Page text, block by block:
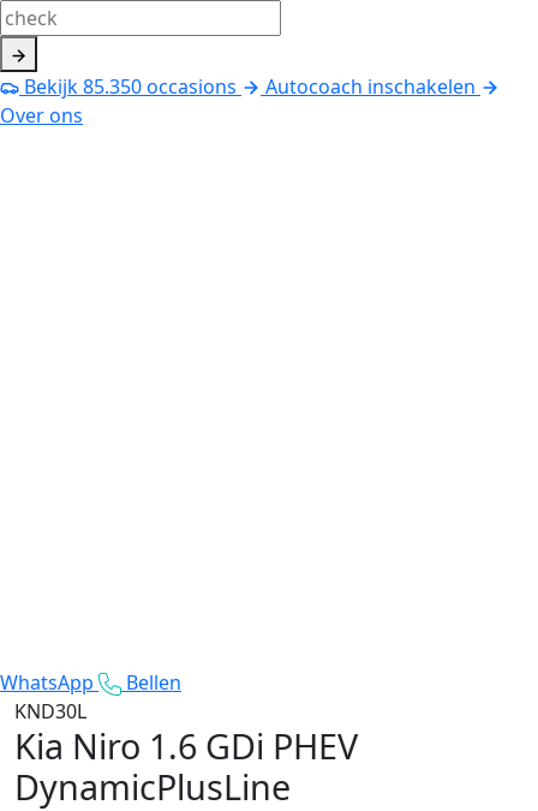
Bekijk85.350occasions
Autocoach inschakelen
Over ons
WhatsApp
Bellen
KND30L
Kia Niro 1.6 GDi PHEV
DynamicPlusLine